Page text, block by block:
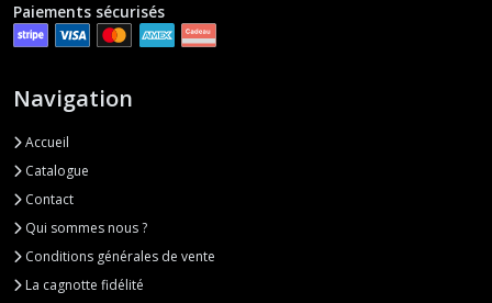
Paiements sécurisés
Navigation
Accueil
Catalogue
Contact
Qui sommes nous ?
Conditions générales de vente
La cagnotte fidélité